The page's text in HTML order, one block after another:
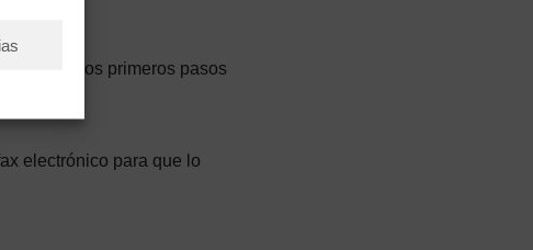
Uno de los primeros pasos
electrónico para que lo